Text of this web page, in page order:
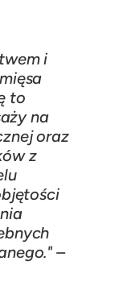
i
to
na
oraz
z
–